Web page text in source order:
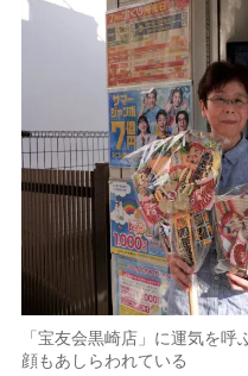
「宝友会黒崎店」に運気を
顔もあしらわれている